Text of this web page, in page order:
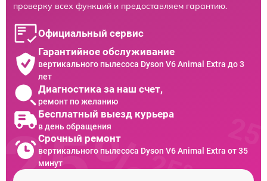
проверку всех функций и предоставляем гарантию.
Официальный сервис
Гарантийное обслуживание
вертикального пылесоса Dyson V6 Animal Extra до 3
лет
Диагностика за наш счет,
ремонт по желанию
Бесплатный выезд курьера
в день обращения
Срочный ремонт
вертикального пылесоса Dyson V6 Animal Extra от 35
минут